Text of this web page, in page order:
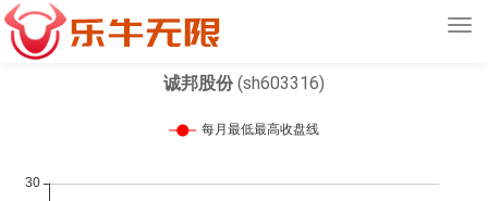
诚邦股份(sh603316)